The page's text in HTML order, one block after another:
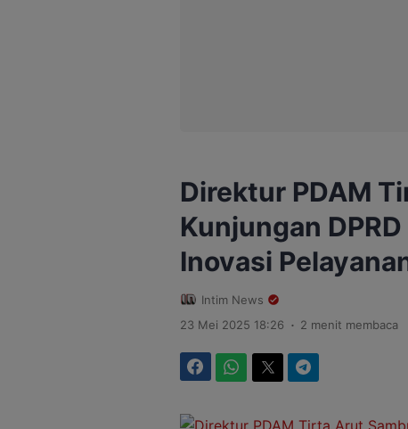
Direktur PDAM
Kunjungan
Inovasi
Intim News
23 Mei 2025 18:26 . 2 menit membaca